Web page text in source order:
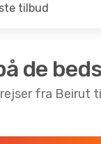
tilbud
de
fra Beirut